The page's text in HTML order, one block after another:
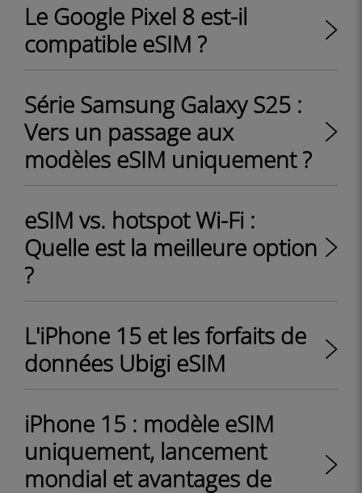
Le Google Pixel 8 est-il
compatible eSIM ?
Série Samsung Galaxy S25 :
Vers un passage aux
modèles eSIM uniquement ?
eSIM vs. hotspot Wi-Fi :
Quelle est la meilleure option
?
L'iPhone 15 et les forfaits de
données Ubigi eSIM
iPhone 15 : modèle eSIM
uniquement, lancement
mondial et avantages de